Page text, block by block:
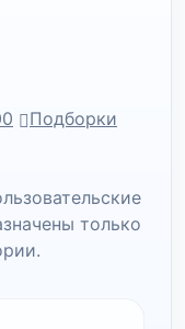
Подборки
только